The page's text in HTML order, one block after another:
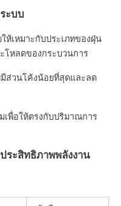
ะบบ
ห้เหมาะกับประเภทของฝุ่น
โหลดของกระบวนการ
มีส่วนโค้งน้อยที่สุดและลด
เพื่อให้ตรงกับปริมาณการ
ระสิทธิภาพพลังงาน